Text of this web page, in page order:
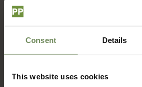
Consent Details
This website uses cookies